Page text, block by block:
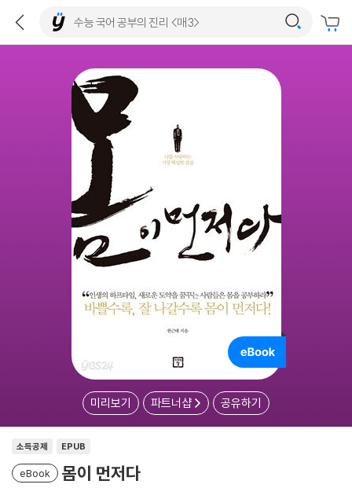
미리보기 파트너샵 공유하기
소득공제 EPUB
eBook 몸이 먼저다